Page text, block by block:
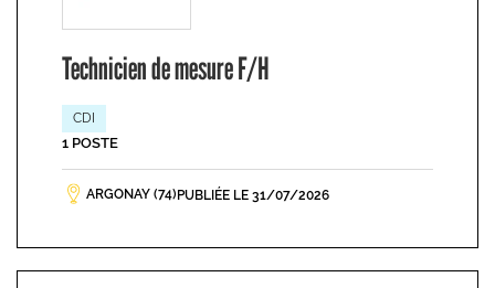
Technicien de mesure F/H
CDI
1 POSTE
ARGONAY (74) PUBLIÉE LE 31/07/2026